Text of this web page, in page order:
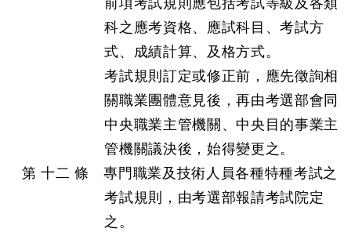
前項考試規則應包括考試等級及各類
科之應考資格、應試科目、考試方
式、成績計算、及格方式。
考試規則訂定或修正前，應先徵詢相
關職業團體意見後，再由考選部會同
中央職業主管機關、中央目的事業主
管機關議決後，始得變更之。
第 十二 條 專門職業及技術人員各種特種考試之
考試規則，由考選部報請考試院定
之。